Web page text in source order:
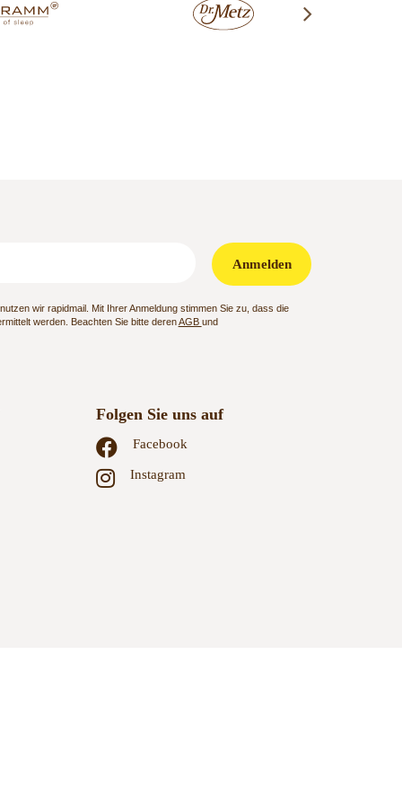
Anmelden
wir rapidmail. Mit Ihrer Anmeldung stimmen Sie zu, dass die
werden. Beachten Sie bitte derenAGB und
Folgen Sie uns auf
Facebook
Instagram